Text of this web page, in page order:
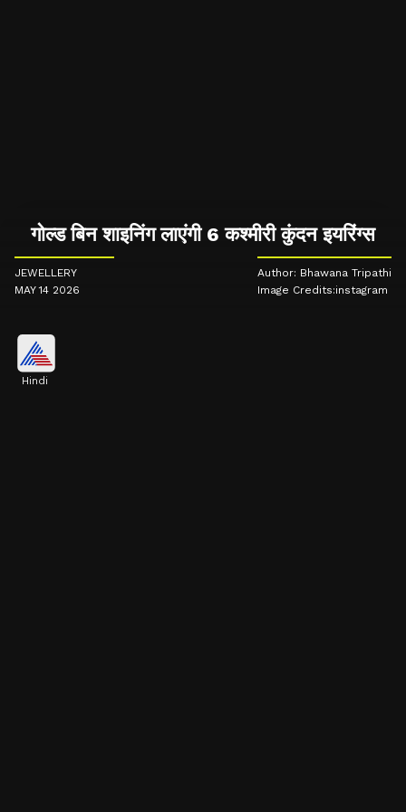
गोल्ड बिन शाइनिंग लाएंगी 6 कश्मीरी कुंदन इयरिंग्स
JEWELLERY
MAY 14 2026
Author: Bhawana Tripathi
Image Credits:instagram
Hindi